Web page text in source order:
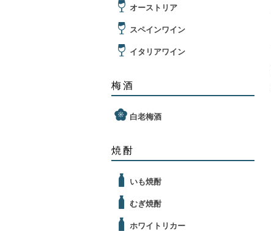
オーストリア
スペインワイン
イタリアワイン
梅酒
白老梅酒
焼酎
いも焼酎
むぎ焼酎
ホワイトリカー